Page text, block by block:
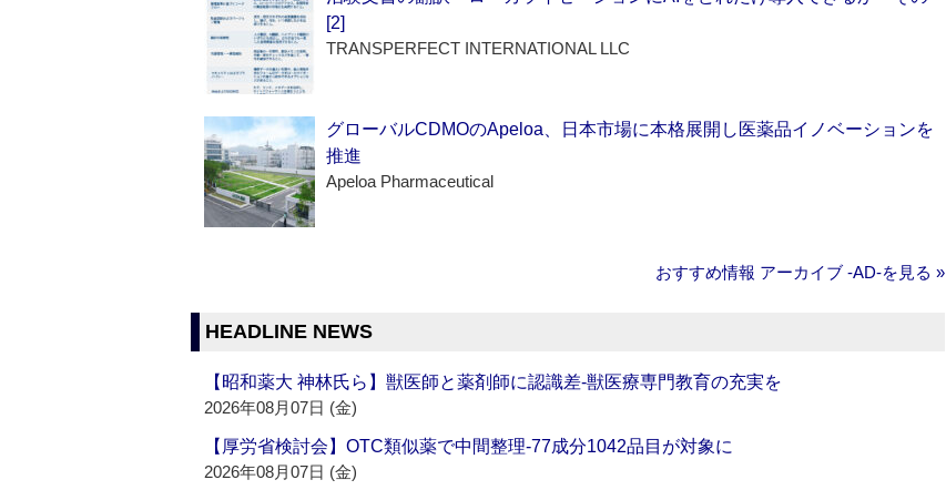
[2]
TRANSPERFECT INTERNATIONAL LLC
グローバルCDMOのApeloa、日本市場に本格展開し医薬品イノベーションを
推進
Apeloa Pharmaceutical
おすすめ情報 アーカイブ ‐AD‐を見る »
HEADLINE NEWS
【昭和薬大 神林氏ら】獣医師と薬剤師に認識差‐獣医療専門教育の充実を
2026年08月07日 (金)
【厚労省検討会】OTC類似薬で中間整理‐77成分1042品目が対象に
2026年08月07日 (金)